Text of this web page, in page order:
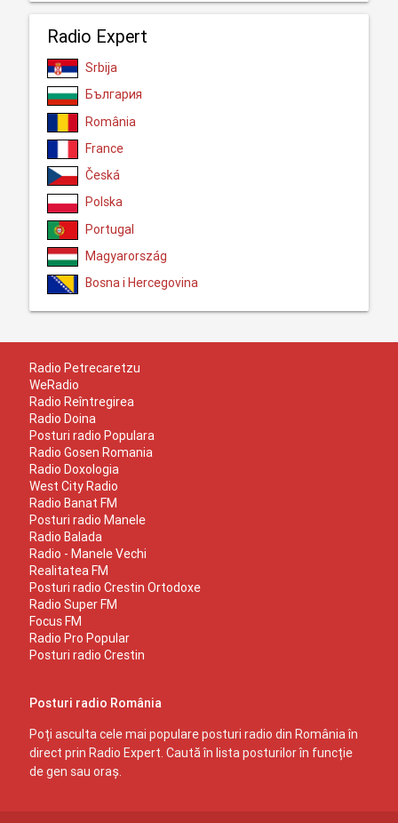
Radio Expert
Srbija
България
România
France
Česká
Polska
Portugal
Magyarország
Bosna i Hercegovina
Radio Petrecaretzu
WeRadio
Radio Reîntregirea
Radio Doina
Posturi radio Populara
Radio Gosen Romania
Radio Doxologia
West City Radio
Radio Banat FM
Posturi radio Manele
Radio Balada
Radio - Manele Vechi
Realitatea FM
Posturi radio Crestin Ortodoxe
Radio Super FM
Focus FM
Radio Pro Popular
Posturi radio Crestin
Posturi radio România
Poți asculta cele mai populare posturi radio din România în
direct prin Radio Expert. Caută în lista posturilor în funcție
de gen sau oraș.